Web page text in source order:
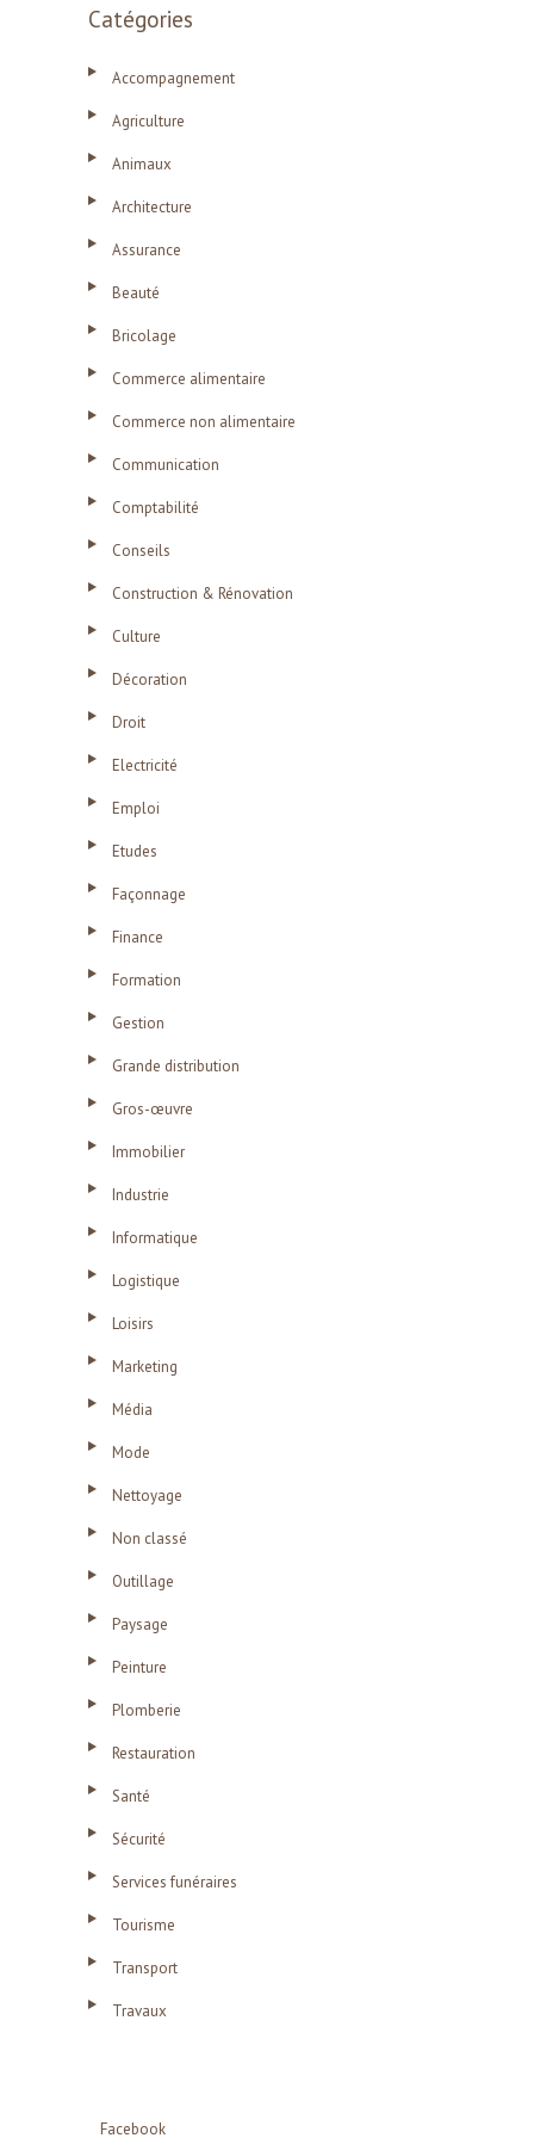
Catégories
Accompagnement
Agriculture
Animaux
Architecture
Assurance
Beauté
Bricolage
Commerce alimentaire
Commerce non alimentaire
Communication
Comptabilité
Conseils
Construction & Rénovation
Culture
Décoration
Droit
Electricité
Emploi
Etudes
Façonnage
Finance
Formation
Gestion
Grande distribution
Gros-œuvre
Immobilier
Industrie
Informatique
Logistique
Loisirs
Marketing
Média
Mode
Nettoyage
Non classé
Outillage
Paysage
Peinture
Plomberie
Restauration
Santé
Sécurité
Services funéraires
Tourisme
Transport
Travaux
Facebook